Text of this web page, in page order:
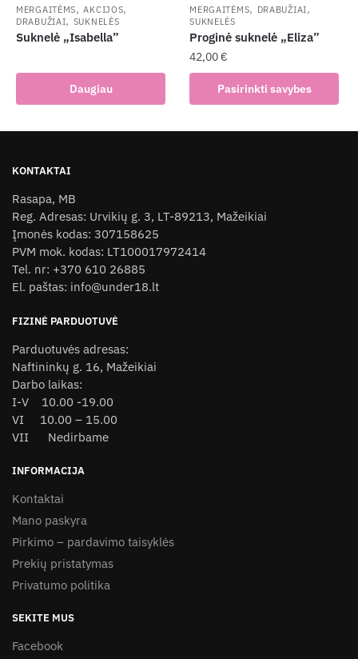
the
product
MERGAITĖMS,AKCIJOS,
DRABUŽIAI, SUKNELĖS
Suknelė „Isabella”
Daugiau
MERGAITĖMS, DRABUŽIAI,
SUKNELĖS
Proginė suknelė „Eliza”
42,00€
Pasirinkti savybes
product
may
chosen
KONTAKTAI
Rasapa, MB
Reg. Adresas: Urvikių g. 3, LT-89213, Mažeikiai
Įmonės kodas: 307158625
PVM mok. kodas: LT100017972414
Tel. nr: +370 610 26885
El. paštas: info@under18.lt
FIZINĖ PARDUOTUVĖ
Parduotuvės adresas:
Naftininkų g. 16, Mažeikiai
Darbo laikas:
I-V 10.00 -19.00
VI 10.00 – 15.00
VII Nedirbame
INFORMACIJA
Kontaktai
Mano paskyra
Pirkimo – pardavimo taisyklės
Prekių pristatymas
Privatumo politika
SEKITE MUS
Facebook